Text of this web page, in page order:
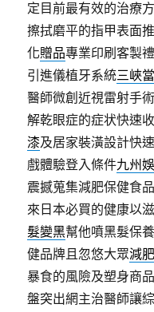
定目前最有效的治療
擦拭磨平的指甲表面
化贈品專業印刷客製
引進儀植牙系統三峽
醫師微創近視雷射手
解乾眼症的症状快速
漆及居家裝潢設計快
戲體驗登入條件九州
震撼蒐集減肥保健食
來日本必買的健康以
髮變黑幫他噴黑髮保
健品牌且忽悠大眾減
暴食的風險及塑身商
盤突出網主治醫師讓